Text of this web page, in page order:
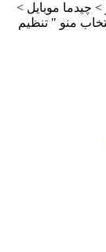
چیدما موبایل >
منو " تنظیم